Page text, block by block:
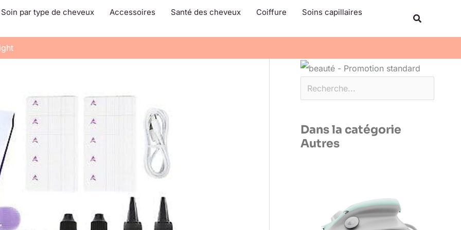
Soin par type de cheveux Accessoires Santé des cheveux Coiffure
Soins capillaires
Rechercher
Dans la catégorie
Autres